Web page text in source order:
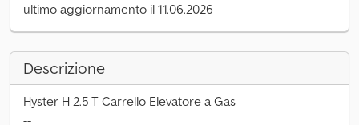
ultimo aggiornamento il 11.06.2026
Descrizione
Hyster H 2.5 T Carrello Elevatore a Gas
--